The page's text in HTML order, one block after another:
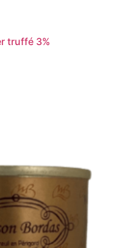
truffé 3%